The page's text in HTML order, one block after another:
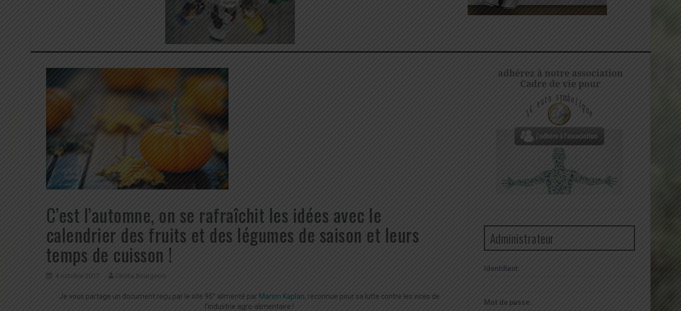
C’est l’automne, on se rafraîchit les idées avec le
calendrier des fruits et des légumes de saison et leurs
temps de cuisson !
4 octobre 2017 Cécilia Bourgeois
Je vous partage un document reçu par le site 95° alimenté par Marion Kaplan, reconnue pour sa lutte contre les vices de
l’industrie agro-alimentaire !
Administrateur
Identifiant:
Mot de passe: